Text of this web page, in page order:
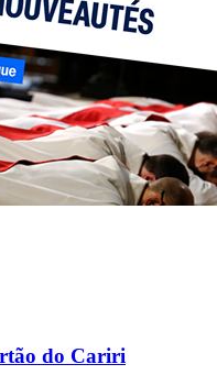
do Cariri